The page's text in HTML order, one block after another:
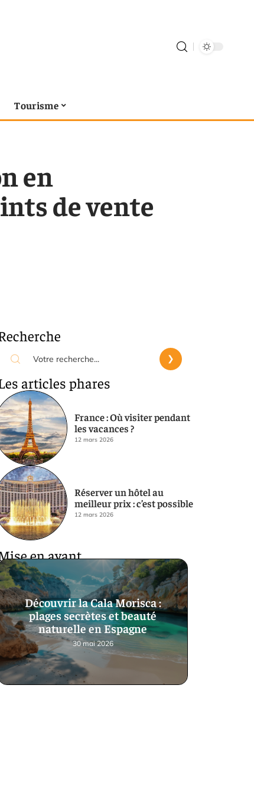
Tourisme
en
de vente
articles phares
France : Où visiter pendant
les vacances ?
12 mars 2026
Réserver un hôtel au
meilleur prix : c’est possible
12 mars 2026
en avant
Découvrir la Cala Morisca :
plages secrètes et beauté
naturelle en Espagne
30 mai 2026